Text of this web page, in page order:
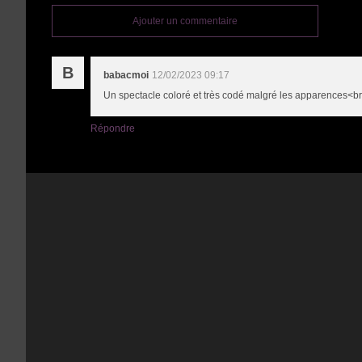
Ajouter un commentaire
B babacmoi 12/02/2023 09:17
Un spectacle coloré et très codé malgré les
Répondre